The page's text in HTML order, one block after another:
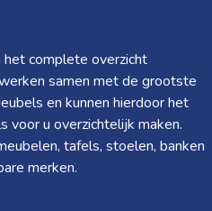
complete overzicht
samen met de grootste
en kunnen hierdoor het
u overzichtelijk maken.
tafels, stoelen, banken
merken.